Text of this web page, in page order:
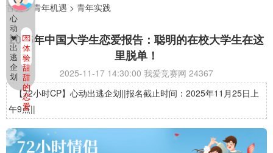
首页>青年机遇 > 青年实践
2025年中国大学生恋爱报告：聪明的在校大学生在这
里脱单！
2025-11-17 14:30:00 我爱竞赛网 24367
【72小时CP】心动出逃企划||报名截止时间：2025年11月25日上
午9点||
心
动
💓
出
逃
企
划
💌
体
验
甜
甜
的
恋
爱